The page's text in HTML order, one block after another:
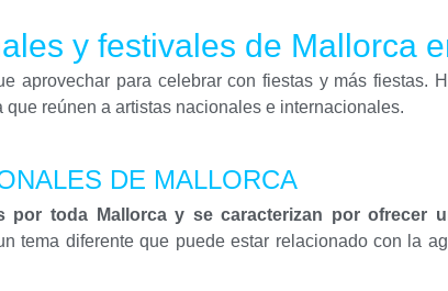
y festivales de Mallorca
aprovechar para celebrar con fiestas y más fiestas.
que reúnen a artistas nacionales e internacionales.
DE MALLORCA
por toda Mallorca y se caracterizan por ofrecer
tema diferente que puede estar relacionado con la